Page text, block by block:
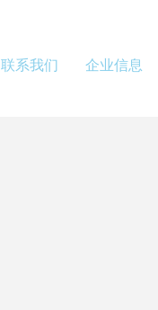
联系我们 企业信息